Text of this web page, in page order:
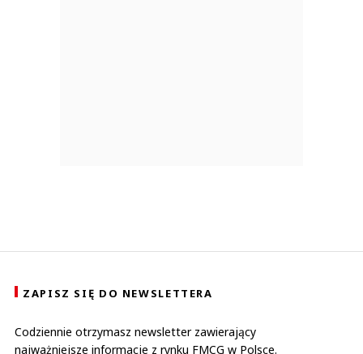
ZAPISZ SIĘ DO NEWSLETTERA
Codziennie otrzymasz newsletter zawierający
najważniejsze informacje z rynku FMCG w Polsce.